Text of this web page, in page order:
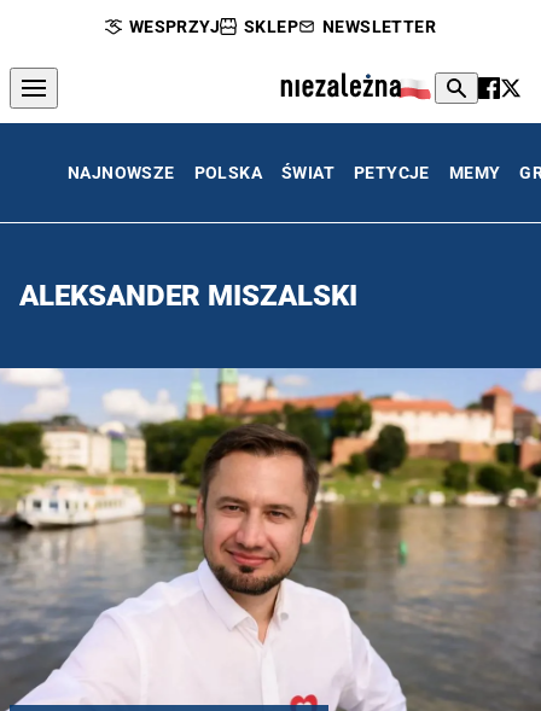
WESPRZYJ SKLEP NEWSLETTER
NAJNOWSZE POLSKA ŚWIAT PETYCJE MEMY
ALEKSANDER MISZALSKI